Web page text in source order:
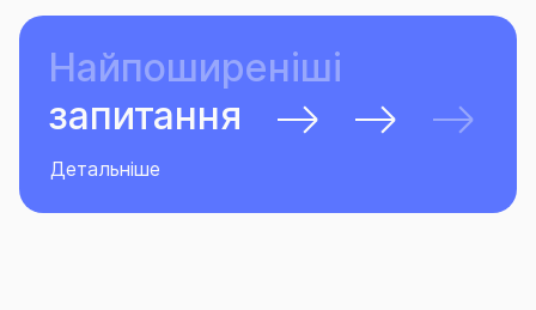
Найпоширеніші
запитання
Детальніше